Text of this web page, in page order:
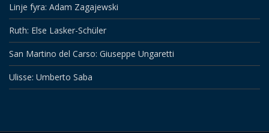
Linje fyra: Adam Zagajewski
Ruth: Else Lasker-Schüler
San Martino del Carso: Giuseppe Ungaretti
Ulisse: Umberto Saba